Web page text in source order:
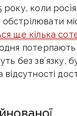
року, коли
ще кілька
без звʼязку,
відсутності